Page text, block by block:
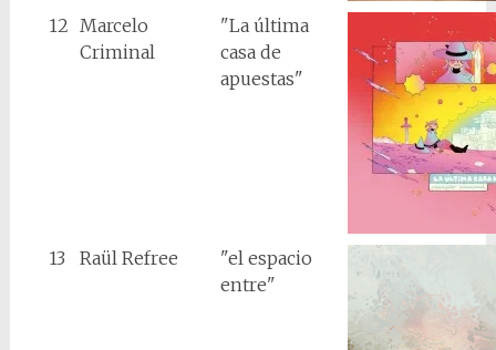
12 Marcelo
Criminal
"La última
casa de
apuestas"
13 Raül Refree
"el espacio
entre"